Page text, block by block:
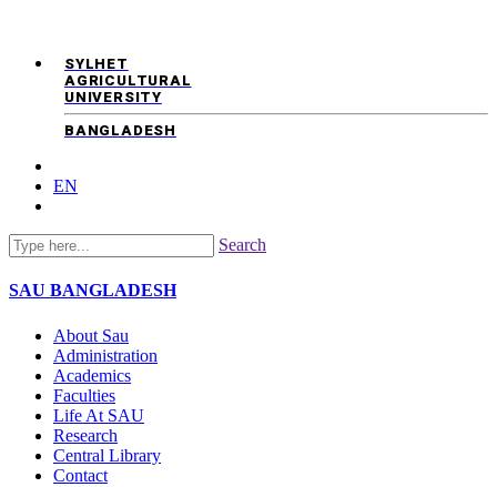
SYLHET
AGRICULTURAL
UNIVERSITY
BANGLADESH
EN
Search
SAU BANGLADESH
About Sau
Administration
Academics
Faculties
Life At SAU
Research
Central Library
Contact